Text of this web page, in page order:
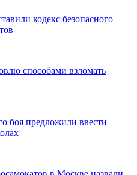
кодекс безопасного
способами взломать
боя предложили ввести